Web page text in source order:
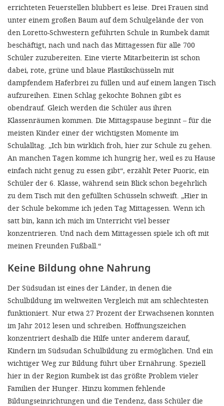
errichteten Feuerstellen blubbert es leise. Drei Frauen sind
unter einem großen Baum auf dem Schulgelände der von
den Loretto-Schwestern geführten Schule in Rumbek damit
beschäftigt, nach und nach das Mittagessen für alle 700
Schüler zuzubereiten. Eine vierte Mitarbeiterin ist schon
dabei, rote, grüne und blaue Plastikschüsseln mit
dampfendem Haferbrei zu füllen und auf einem langen Tisch
aufzureihen. Einen Schlag gekochte Bohnen gibt es
obendrauf. Gleich werden die Schüler aus ihren
Klassenräumen kommen. Die Mittagspause beginnt – für die
meisten Kinder einer der wichtigsten Momente im
Schulalltag. „Ich bin wirklich froh, hier zur Schule zu gehen.
An manchen Tagen komme ich hungrig her, weil es zu Hause
einfach nicht genug zu essen gibt“, erzählt Peter Puoric, ein
Schüler der 6. Klasse, während sein Blick schon begehrlich
zu dem Tisch mit den gefüllten Schüsseln schweift. „Hier in
der Schule bekomme ich jeden Tag Mittagessen. Wenn ich
satt bin, kann ich mich im Unterricht viel besser
konzentrieren. Und nach dem Mittagessen spiele ich oft mit
meinen Freunden Fußball.“
Keine Bildung ohne Nahrung
Der Südsudan ist eines der Länder, in denen die
Schulbildung im weltweiten Vergleich mit am schlechtesten
funktioniert. Nur etwa 27 Prozent der Erwachsenen konnten
im Jahr 2012 lesen und schreiben. Hoffnungszeichen
konzentriert deshalb die Hilfe unter anderem darauf,
Kindern im Südsudan Schulbildung zu ermöglichen. Und ein
wichtiger Weg zur Bildung führt über Ernährung. Speziell
hier in der Region Rumbek ist das größte Problem vieler
Familien der Hunger. Hinzu kommen fehlende
Bildungseinrichtungen und die Tendenz, dass Schüler die
ALLEN